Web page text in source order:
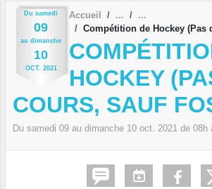
Du samedi
09
au dimanche
10
OCT. 2021
Accueil
Compétition de Hockey (Pas
HOCKEY
COURS, SAUF
Du samedi 09 au dimanche 10 oct. 2021 de 08h